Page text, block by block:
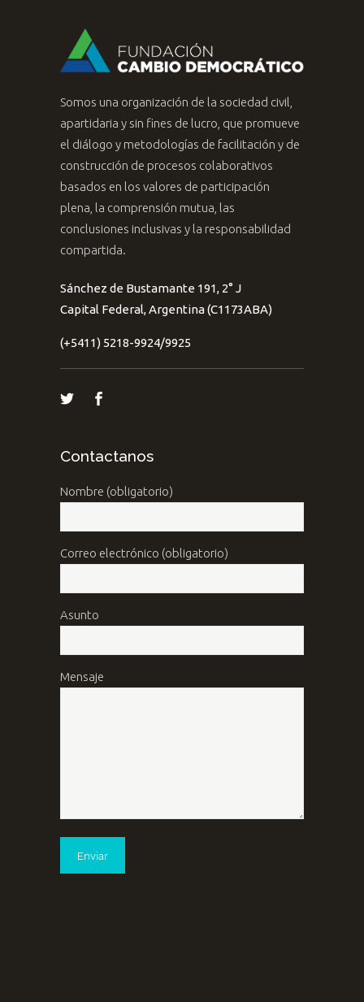
Somos una organización de la sociedad civil,
apartidaria y sin fines de lucro, que promueve
el diálogo y metodologías de facilitación y de
construcción de procesos colaborativos
basados en los valores de participación
plena, la comprensión mutua, las
conclusiones inclusivas y la responsabilidad
compartida.
Sánchez de Bustamante 191, 2° J
Capital Federal, Argentina (C1173ABA)
(+5411) 5218-9924/9925
Contactanos
Nombre (obligatorio)
Correo electrónico (obligatorio)
Asunto
Mensaje